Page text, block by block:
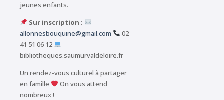
jeunes enfants.
Sur inscription :
allonnesbouquine@gmail.com
02
41 51 06 12
bibliotheques.saumurvaldeloire.fr
Un rendez-vous culturel à partager
en famille
On vous attend
nombreux !